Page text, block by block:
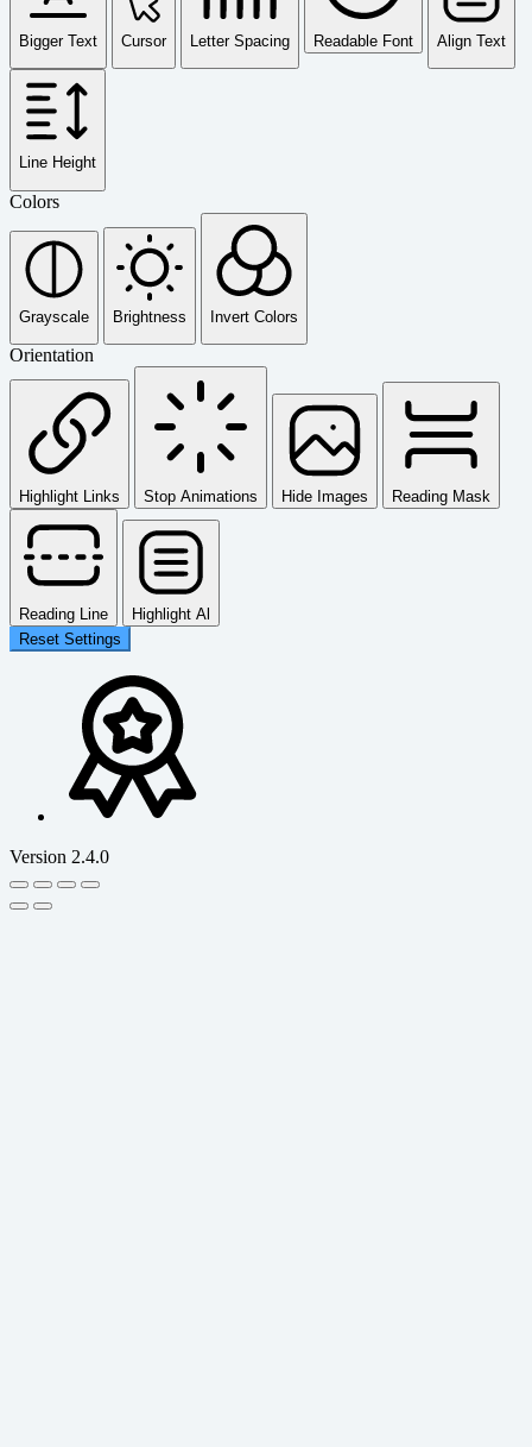
Bigger Text Cursor Letter Spacing Readable Font Align Text
Line Height
Colors
Grayscale Brightness Invert Colors
Orientation
Highlight Links Stop Animations Hide Images Reading Mask
Reading Line
Highlight Al
Reset Settings
Version 2.4.0